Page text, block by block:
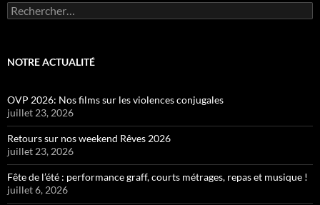
Rechercher :
NOTRE ACTUALITÉ
OVP 2026: Nos films sur les violences conjugales
juillet 23, 2026
Retours sur nos weekend Rêves 2026
juillet 23, 2026
Fête de l’été : performance graff, courts métrages, repas et musique !
juillet 6, 2026